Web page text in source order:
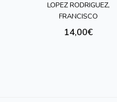
LOPEZ RODRIGUEZ,
FRANCISCO
14,00€